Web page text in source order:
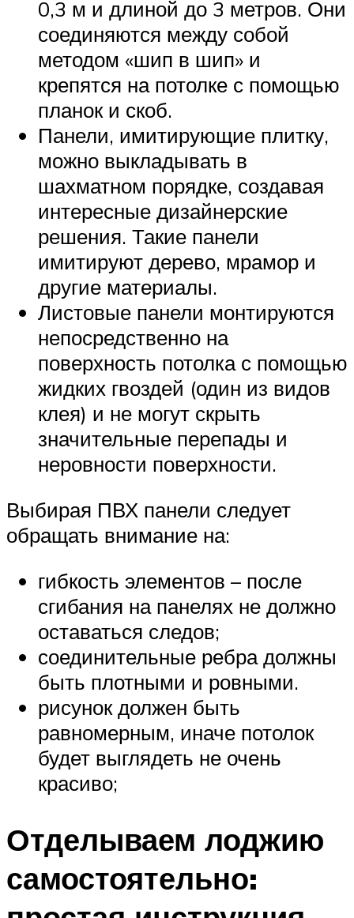
0,3 м и длиной до 3 метров. Они
соединяются между собой
методом «шип в шип» и
крепятся на потолке с помощью
планок и скоб.
Панели, имитирующие плитку,
можно выкладывать в
шахматном порядке, создавая
интересные дизайнерские
решения. Такие панели
имитируют дерево, мрамор и
другие материалы.
Листовые панели монтируются
непосредственно на
поверхность потолка с помощью
жидких гвоздей (один из видов
клея) и не могут скрыть
значительные перепады и
неровности поверхности.
Выбирая ПВХ панели следует
обращать внимание на:
гибкость элементов – после
сгибания на панелях не должно
оставаться следов;
соединительные ребра должны
быть плотными и ровными.
рисунок должен быть
равномерным, иначе потолок
будет выглядеть не очень
красиво;
Отделываем лоджию
самостоятельно: